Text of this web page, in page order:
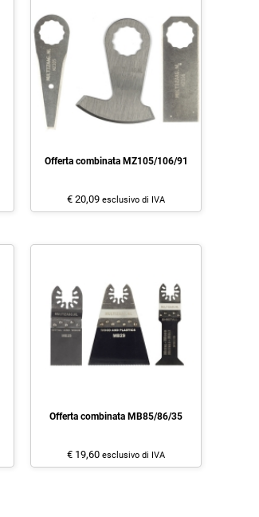
Offerta combinata MZ105/106/91
€ 20,09 esclusivo di IVA
Offerta combinata MB85/86/35
€ 19,60 esclusivo di IVA